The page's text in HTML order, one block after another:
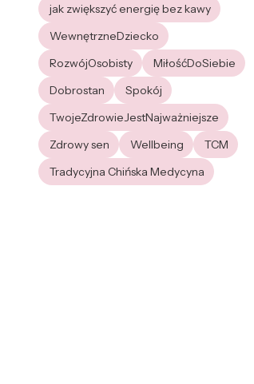
jak zwiększyć energię bez kawy
WewnętrzneDziecko
RozwójOsobisty
MiłośćDoSiebie
Dobrostan
Spokój
TwojeZdrowieJestNajważniejsze
Zdrowy sen
Wellbeing
TCM
Tradycyjna Chińska Medycyna